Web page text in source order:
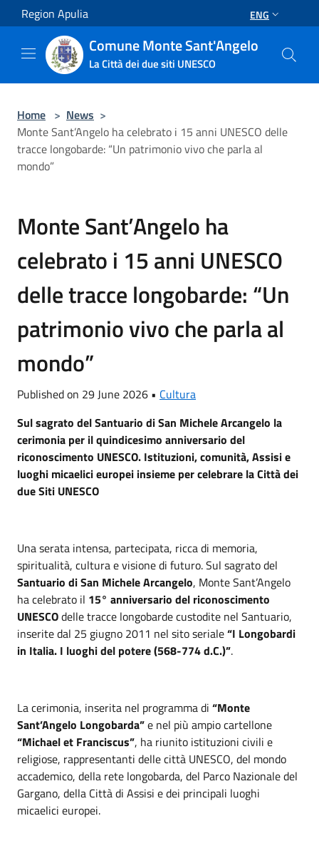
Salta al contenuto principale
Region Apulia ENG
Comune Monte Sant'Angelo
La Città dei due siti UNESCO
Home > News >
Monte Sant’Angelo ha celebrato i 15 anni UNESCO delle
tracce longobarde: “Un patrimonio vivo che parla al
mondo”
Monte Sant’Angelo ha
celebrato i 15 anni UNESCO
delle tracce longobarde: “Un
patrimonio vivo che parla al
mondo”
Published on 29 June 2026 • Cultura
Sul sagrato del Santuario di San Michele Arcangelo la
cerimonia per il quindicesimo anniversario del
riconoscimento UNESCO. Istituzioni, comunità, Assisi e
luoghi micaelici europei insieme per celebrare la Città dei
due Siti UNESCO
Una serata intensa, partecipata, ricca di memoria,
spiritualità, cultura e visione di futuro. Sul sagrato del
Santuario di San Michele Arcangelo, Monte Sant’Angelo
ha celebrato il 15° anniversario del riconoscimento
UNESCOdelle tracce longobarde custodite nel Santuario,
inserite dal 25 giugno 2011 nel sito seriale“I Longobardi
in Italia. I luoghi del potere (568-774 d.C.)”.
La cerimonia, inserita nel programma di “Monte
Sant’Angelo Longobarda”e nel più ampio cartellone
“Michael et Franciscus”, ha riunito istituzioni civili e
religiose, rappresentanti delle città UNESCO, del mondo
accademico, della rete longobarda, del Parco Nazionale del
Gargano, della Città di Assisi e dei principali luoghi
micaelici europei.